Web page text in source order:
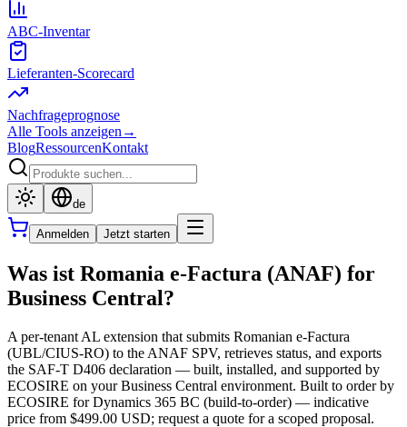
ABC-Inventar
Lieferanten-Scorecard
Nachfrageprognose
Alle Tools anzeigen →
BlogRessourcenKontakt
de
Anmelden Jetzt starten
Was ist Romania e-Factura (ANAF) for
Business Central?
A per-tenant AL extension that submits Romanian e-Factura
(UBL/CIUS-RO) to the ANAF SPV, retrieves status, and exports
the SAF-T D406 declaration — built, installed, and supported by
ECOSIRE on your Business Central environment. Built to order by
ECOSIRE for Dynamics 365 BC (build-to-order) — indicative
price from $499.00 USD; request a quote for a scoped proposal.